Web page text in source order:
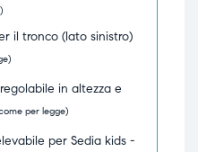
il tronco (lato sinistro)
in altezza e
per legge)
per Sedia kids -